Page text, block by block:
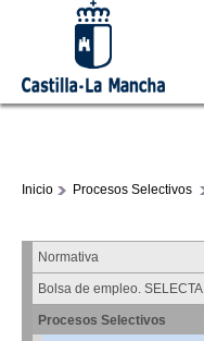
Inicio Procesos Selectivos
Normativa
Bolsa de empleo. SELECTA
Procesos Selectivos